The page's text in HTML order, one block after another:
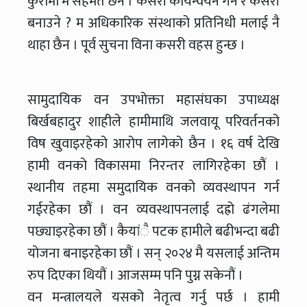
बनाउने ? म अधिकारिक संस्थाको प्रतिनिधी मलाई नै
थाहा छैन । पूर्व सुचना विना कसरी वहस हुन्छ ।
सामुदायिक वन उपभोक्ता महासंघका उपाध्यक्ष
बिर्खबहादुर शाहीले हामीमाथि जलवायू परिवर्तनको
विष खुवाइरहेको आरोप लागेको छैन । १६ वर्ष देखि
हामी वनको विकासमा निरन्तर लागिरहेका छौं ।
स्थानीय तहमा समुदायिक वनको व्यवस्थापन गर्न
गईरहेका छौं । वन व्यवस्थापनलाई दह्रो ढंगलेमा
पछ्याइरहेका छौं । कैयांै पटक हामीले बढीभन्दा बढी
योजना बनाइरहेका छौं । सन् २०२४ मै यसलाई अन्तिम
रुप दिएका थियौं । आजसम्म पनि पुग्न सकेनौं ।
वन मन्त्रालयले यसको नेतृत्व गर्नु पर्छ । हामी